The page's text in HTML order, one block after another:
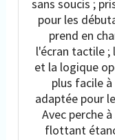
sans soucis ;
pour les
prend en
l'écran tactile
et la logique
plus facile
adaptée pour
Avec perche
flottant